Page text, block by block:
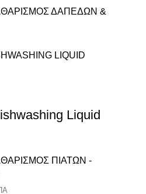
ΔΑΠΕΔΩΝ &
Liquid
ΠΙΑΤΩΝ -